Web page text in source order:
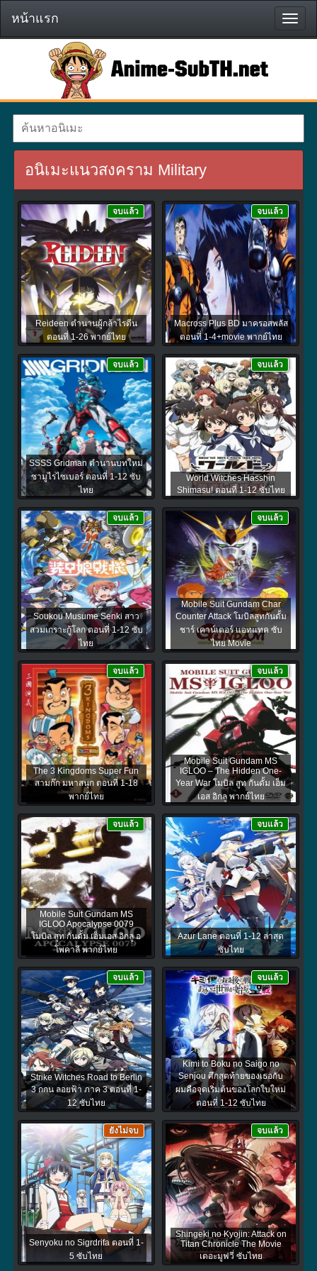
หน้า
แรก
หน้าแรก
อนิเมะแนวสงคราม Military
Reideen ตํานานผู้กล้าไรดีน
ตอนที่ 1-26 พากย์ไทย
จบแล้ว
Macross Plus BD มาครอสพลัส
ตอนที่ 1-4+movie พากย์ไทย
จบแล้ว
SSSS Gridman ตำนานบทใหม่
ซามูไรไซเบอร์ ตอนที่ 1-12 ซับ
ไทย
จบแล้ว
World Witches Hasshin
Shimasu! ตอนที่ 1-12 ซับไทย
จบแล้ว
Soukou Musume Senki สาว
สวมเกราะกู้โลก ตอนที่ 1-12 ซับ
ไทย
จบแล้ว
Mobile Suit Gundam Char
Counter Attack โมบิลสูทกันดั้ม
ชาร์ เคาน์เตอร์ แอทแทค ซับ
ไทย Movie
จบแล้ว
The 3 Kingdoms Super Fun
สามก๊ก มหาสนุก ตอนที่ 1-18
พากย์ไทย
จบแล้ว
Mobile Suit Gundam MS
IGLOO – The Hidden One-
Year War โมบิล สูท กันดั้ม เอ็ม
เอส อิกลู พากย์ไทย
จบแล้ว
Mobile Suit Gundam MS
IGLOO Apocalypse 0079
โมบิล สูท กันดั้ม เอ็มเอส อิกลู อ
โพคาลี พากย์ไทย
จบแล้ว
Azur Lane ตอนที่ 1-12 ล่าสุด
ซับไทย
จบแล้ว
Strike Witches Road to Berlin
3 กกน ลอยฟ้า ภาค 3 ตอนที่ 1-
12 ซับไทย
จบแล้ว
Kimi to Boku no Saigo no
Senjou ศึกสุดท้ายของเธอกับ
ผมคือจุดเริ่มต้นของโลกใบใหม่
ตอนที่ 1-12 ซับไทย
จบแล้ว
Senyoku no Sigrdrifa ตอนที่ 1-
5 ซับไทย
ยังไม่จบ
Shingeki no Kyojin: Attack on
Titan Chronicle The Movie
เดอะมูฟวี่ ซับไทย
จบแล้ว